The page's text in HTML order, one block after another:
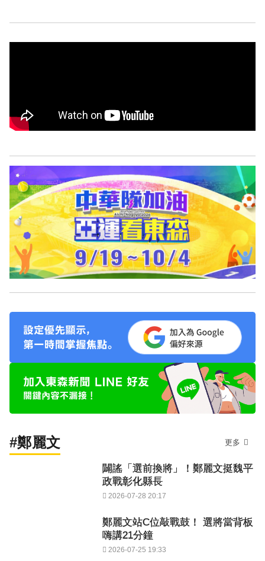
#鄭麗文 更多
闢謠「選前換將」！鄭麗文挺魏平
政戰彰化縣長
2026-07-28 20:17
鄭麗文站C位敲戰鼓！ 選將當背板
嗨講21分鐘
2026-07-25 19:33